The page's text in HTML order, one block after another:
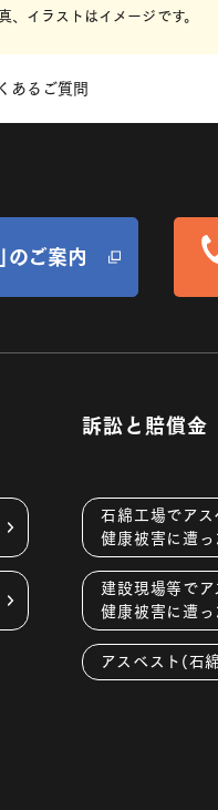
イラストはイメージです。
あるご質問
のご案内
訴訟と賠償金
石綿工場でアス
健康被害に遭
建設現場等でア
健康被害に遭
アスベスト(石